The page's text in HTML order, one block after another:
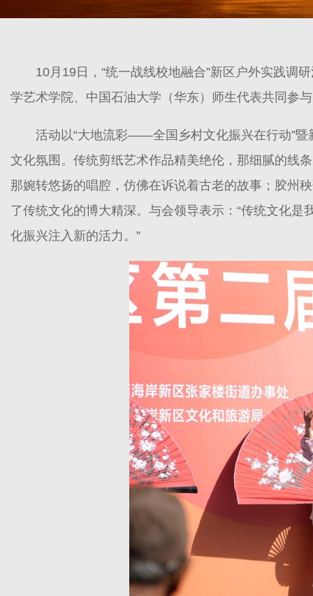
10月19日，“统一战线校地融合”新区户外实践调
学艺术学院、中国石油大学（华东）师生代表共同参
活动以“大地流彩——全国乡村文化振兴在行动”
文化氛围。传统剪纸艺术作品精美绝伦，那细腻的线
那婉转悠扬的唱腔，仿佛在诉说着古老的故事；胶州
了传统文化的博大精深。与会领导表示：“传统文化
化振兴注入新的活力。”